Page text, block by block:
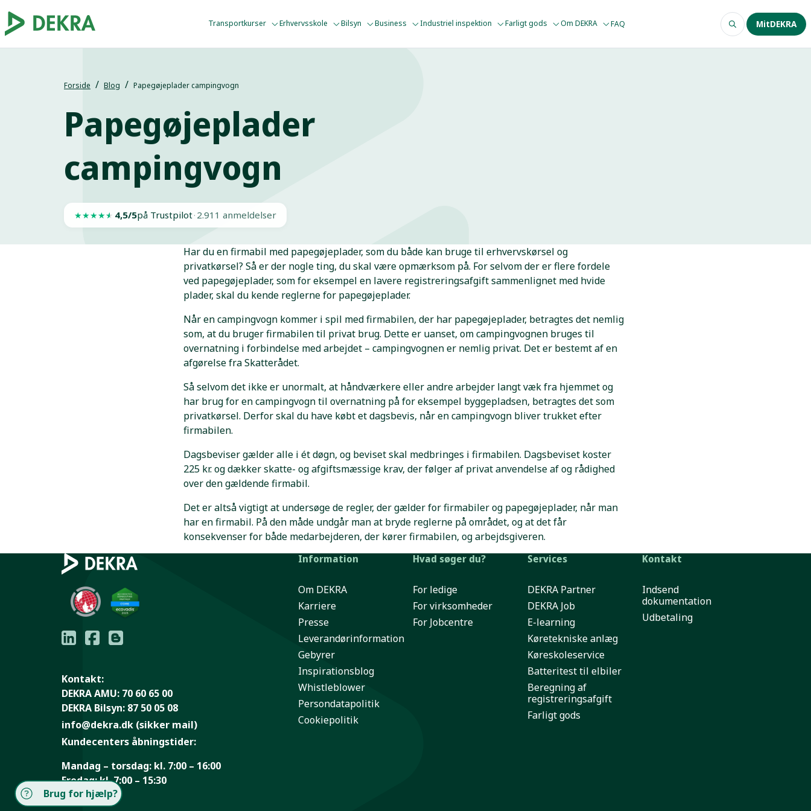
Transportkurser Erhvervsskole Bilsyn Business Industriel inspektion Farligt gods Om DEKRA FAQ MitDEKRA
Forside Blog Papegøjeplader campingvogn
Papegøjeplader
campingvogn
★★★★★ 4,5/5på Trustpilot· 2.911 anmeldelser
Har du en firmabil med papegøjeplader, som du både kan bruge til erhvervskørsel og
privatkørsel? Så er der nogle ting, du skal være opmærksom på. For selvom der er flere fordele
ved papegøjeplader, som for eksempel en lavere registreringsafgift sammenlignet med hvide
plader, skal du kende reglerne for papegøjeplader.
Når en campingvogn kommer i spil med firmabilen, der har papegøjeplader, betragtes det nemlig
som, at du bruger firmabilen til privat brug. Dette er uanset, om campingvognen bruges til
overnatning i forbindelse med arbejdet – campingvognen er nemlig privat. Det er bestemt af en
afgørelse fra Skatterådet.
Så selvom det ikke er unormalt, at håndværkere eller andre arbejder langt væk fra hjemmet og
har brug for en campingvogn til overnatning på for eksempel byggepladsen, betragtes det som
privatkørsel. Derfor skal du have købt et dagsbevis, når en campingvogn bliver trukket efter
firmabilen.
Dagsbeviser gælder alle i ét døgn, og beviset skal medbringes i firmabilen. Dagsbeviset koster
225 kr. og dækker skatte- og afgiftsmæssige krav, der følger af privat anvendelse af og rådighed
over den gældende firmabil.
Det er altså vigtigt at undersøge de regler, der gælder for firmabiler og papegøjeplader, når man
har en firmabil. På den måde undgår man at bryde reglerne på området, og at det får
konsekvenser for både medarbejderen, der kører firmabilen, og arbejdsgiveren.
Kontakt:
DEKRA AMU: 70 60 65 00
DEKRA Bilsyn: 87 50 05 08
info@dekra.dk (sikker mail)
Kundecenters åbningstider:
Mandag – torsdag: kl. 7:00 – 16:00
Fredag:kl. 7:00 – 15:30
Information
Om DEKRA
Karriere
Presse
Leverandørinformation
Gebyrer
Inspirationsblog
Whistleblower
Persondatapolitik
Cookiepolitik
Hvad søger du?
For ledige
For virksomheder
For Jobcentre
Services
DEKRA Partner
DEKRA Job
E-learning
Køretekniske anlæg
Køreskoleservice
Batteritest til elbiler
Beregning af
registreringsafgift
Farligt gods
Kontakt
Indsend
dokumentation
Udbetaling
Brug for hjælp?